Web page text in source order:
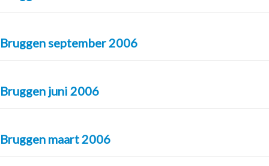
Bruggen september 2006
Bruggen juni 2006
Bruggen maart 2006